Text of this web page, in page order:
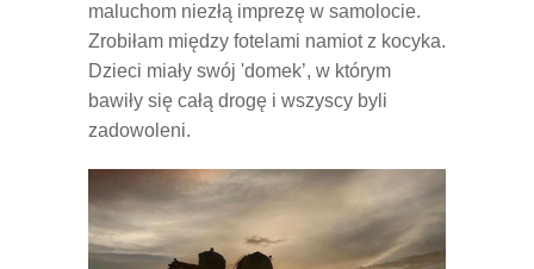
maluchom niezłą imprezę w samolocie.
Zrobiłam między fotelami namiot z kocyka.
Dzieci miały swój 'domek’, w którym
bawiły się całą drogę i wszyscy byli
zadowoleni.